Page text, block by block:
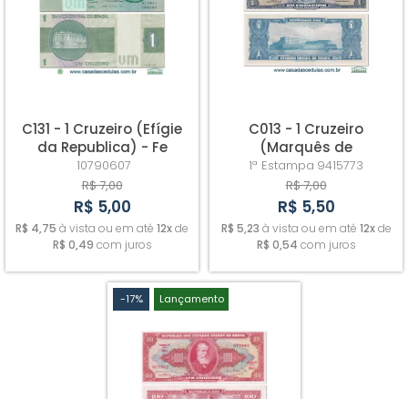
C131 - 1 Cruzeiro (Efígie
da Republica) - Fe
10790607
R$ 7,00
R$ 5,00
R$ 4,75 à vista ou em até 12xde
R$ 0,49 com juros
C013 - 1 Cruzeiro
(Marquês de
Tamandaré) - Fe
1ª Estampa 9415773
R$ 7,00
R$ 5,50
R$ 5,23 à vista ou em até 12xde
R$ 0,54 com juros
-17% Lançamento